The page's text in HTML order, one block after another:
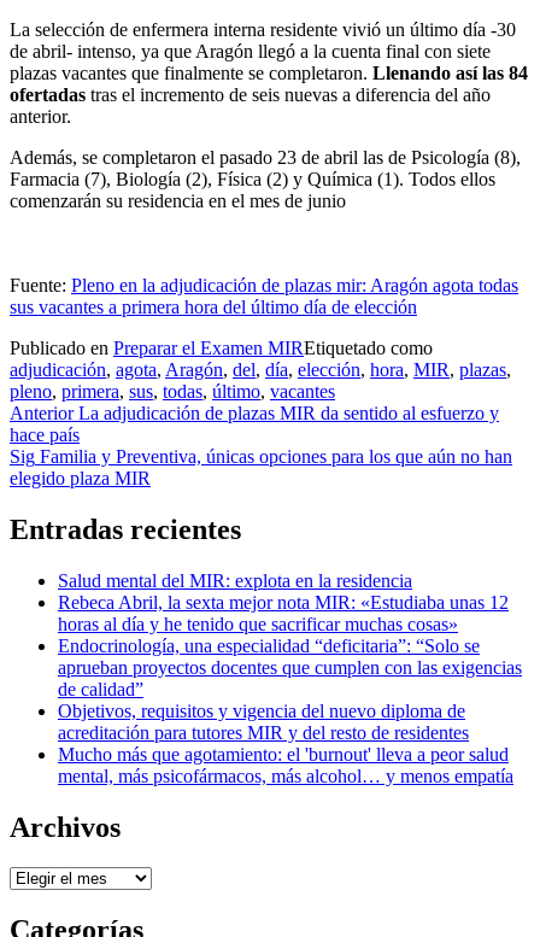
La selección de enfermera interna residente vivió un último día -30
de abril- intenso, ya que Aragón llegó a la cuenta final con siete
plazas vacantes que finalmente se completaron. Llenando así las 84
ofertadas tras el incremento de seis nuevas a diferencia del año
anterior.
Además, se completaron el pasado 23 de abril las de Psicología (8),
Farmacia (7), Biología (2), Física (2) y Química (1). Todos ellos
comenzarán su residencia en el mes de junio
Fuente: Pleno en la adjudicación de plazas mir: Aragón agota todas
sus vacantes a primera hora del último día de elección
Publicado en Preparar el Examen MIREtiquetado como
adjudicación, agota, Aragón, del, día, elección, hora, MIR, plazas,
pleno, primera, sus, todas, último, vacantes
Navegación
de
entradas
Anterior La adjudicación de plazas MIR da sentido al esfuerzo y
hace país
Sig Familia y Preventiva, únicas opciones para los que aún no han
elegido plaza MIR
Entradas recientes
Salud mental del MIR: explota en la residencia
Rebeca Abril, la sexta mejor nota MIR: «Estudiaba unas 12
horas al día y he tenido que sacrificar muchas cosas»
Endocrinología, una especialidad “deficitaria”: “Solo se
aprueban proyectos docentes que cumplen con las exigencias
de calidad”
Objetivos, requisitos y vigencia del nuevo diploma de
acreditación para tutores MIR y del resto de residentes
Mucho más que agotamiento: el 'burnout' lleva a peor salud
mental, más psicofármacos, más alcohol… y menos empatía
Archivos
Archivos
Categorías